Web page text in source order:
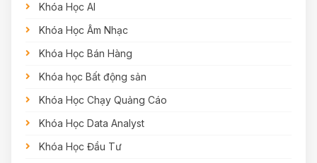
Khóa Học AI
Khóa Học Âm Nhạc
Khóa Học Bán Hàng
Khóa học Bất động sản
Khóa Học Chạy Quảng Cáo
Khóa Học Data Analyst
Khóa Học Đầu Tư